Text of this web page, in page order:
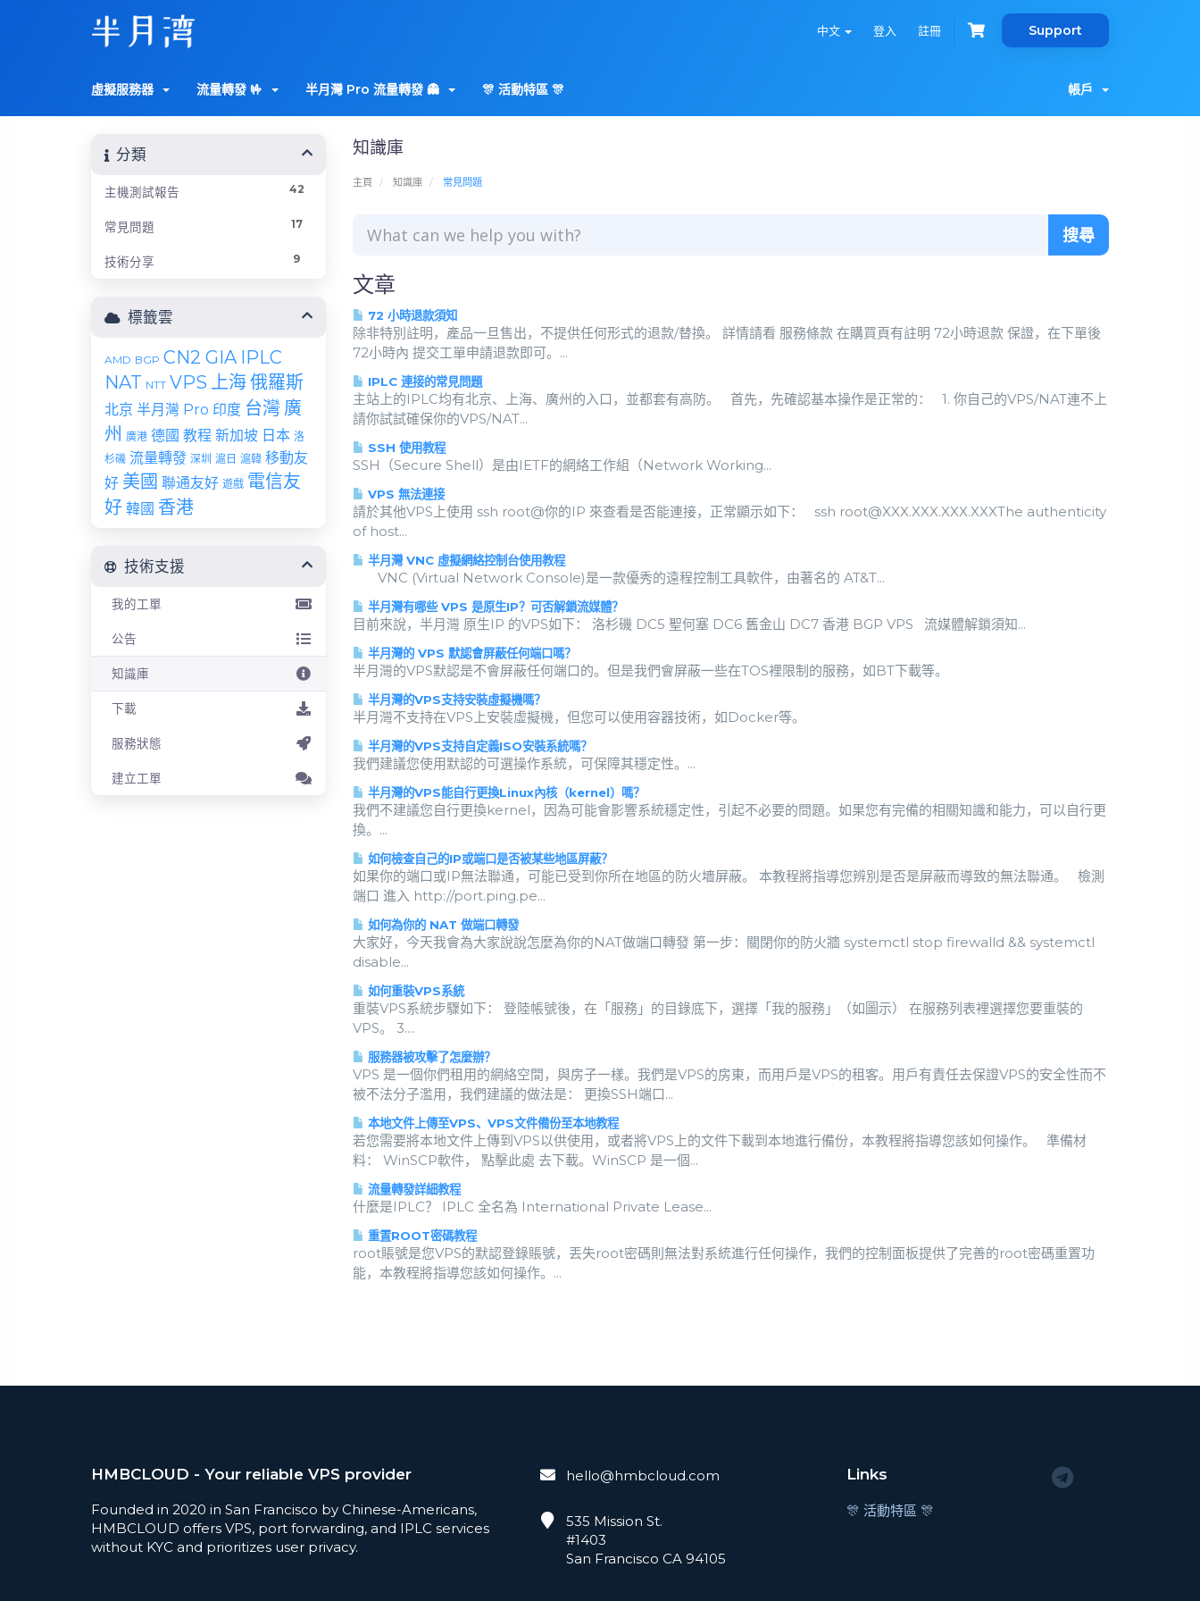
中文 登入 註冊 Support
虛擬服務器 流量轉發 🤟 半月灣 Pro 流量轉發 👻 🎊 活動特區 🎊 帳戶
知識庫
主頁 知識庫 常見問題
分類
42
主機測試報告
17
常見問題
9
技術分享
文章
72 小時退款須知
除非特別註明，產品一旦售出，不提供任何形式的退款/替換。 詳情請看 服務條款 在購買頁有註明 72小時退款 保證，在下單後
72小時內 提交工單申請退款即可。...
IPLC 連接的常見問題
主站上的IPLC均有北京、上海、廣州的入口，並都套有高防。 首先，先確認基本操作是正常的： 1. 你自己的VPS/NAT連不上
請你試試確保你的VPS/NAT...
SSH 使用教程
SSH（Secure Shell）是由IETF的網絡工作組（Network Working...
VPS 無法連接
請於其他VPS上使用 ssh root@你的IP 來查看是否能連接，正常顯示如下： ssh root@XXX.XXX.XXX.XXXThe authenticity
of host...
半月灣 VNC 虛擬網絡控制台使用教程
VNC (Virtual Network Console)是一款優秀的遠程控制工具軟件，由著名的 AT&T...
半月灣有哪些 VPS 是原生IP？可否解鎖流媒體？
目前來說，半月灣 原生IP 的VPS如下： 洛杉磯 DC5 聖何塞 DC6 舊金山 DC7 香港 BGP VPS 流媒體解鎖須知...
半月灣的 VPS 默認會屏蔽任何端口嗎？
半月灣的VPS默認是不會屏蔽任何端口的。但是我們會屏蔽一些在TOS裡限制的服務，如BT下載等。
半月灣的VPS支持安裝虛擬機嗎？
半月灣不支持在VPS上安裝虛擬機，但您可以使用容器技術，如Docker等。
半月灣的VPS支持自定義ISO安裝系統嗎？
我們建議您使用默認的可選操作系統，可保障其穩定性。...
半月灣的VPS能自行更換Linux內核（kernel）嗎？
我們不建議您自行更換kernel，因為可能會影響系統穩定性，引起不必要的問題。如果您有完備的相關知識和能力，可以自行更
換。...
如何檢查自己的IP或端口是否被某些地區屏蔽？
如果你的端口或IP無法聯通，可能已受到你所在地區的防火墻屏蔽。 本教程將指導您辨別是否是屏蔽而導致的無法聯通。 檢測
端口 進入 http://port.ping.pe...
如何為你的 NAT 做端口轉發
大家好，今天我會為大家說說怎麼為你的NAT做端口轉發 第一步：關閉你的防火牆 systemctl stop firewalld && systemctl
disable...
如何重裝VPS系統
重裝VPS系統步驟如下： 登陸帳號後，在「服務」的目錄底下，選擇「我的服務」（如圖示） 在服務列表裡選擇您要重裝的
VPS。 3....
服務器被攻擊了怎麼辦？
VPS 是一個你們租用的網絡空間，與房子一樣。我們是VPS的房東，而用戶是VPS的租客。用戶有責任去保證VPS的安全性而不
被不法分子濫用，我們建議的做法是： 更換SSH端口...
本地文件上傳至VPS、VPS文件備份至本地教程
若您需要將本地文件上傳到VPS以供使用，或者將VPS上的文件下載到本地進行備份，本教程將指導您該如何操作。 準備材
料： WinSCP軟件， 點擊此處 去下載。WinSCP 是一個...
流量轉發詳細教程
什麼是IPLC？ IPLC 全名為 International Private Lease...
重置ROOT密碼教程
root賬號是您VPS的默認登錄賬號，丟失root密碼則無法對系統進行任何操作，我們的控制面板提供了完善的root密碼重置功
能，本教程將指導您該如何操作。...
標籤雲
AMD BGP CN2 GIA IPLC
NAT NTT VPS 上海俄羅斯
北京 半月灣 Pro 印度 台灣 廣
州 廣港 德國 教程 新加坡 日本 洛
杉磯 流量轉發 深圳 滬日 滬韓 移動友
好 美國 聯通友好 遊戲 電信友
好 韓國 香港
技術支援
我的工單
公告
知識庫
下載
服務狀態
建立工單
HMBCLOUD - Your reliable VPS provider
Founded in 2020 in San Francisco by Chinese-Americans,
HMBCLOUD offers VPS, port forwarding, and IPLC services
without KYC and prioritizes user privacy.
hello@hmbcloud.com
535 Mission St.
#1403
San Francisco CA 94105
Links
🎊 活動特區 🎊